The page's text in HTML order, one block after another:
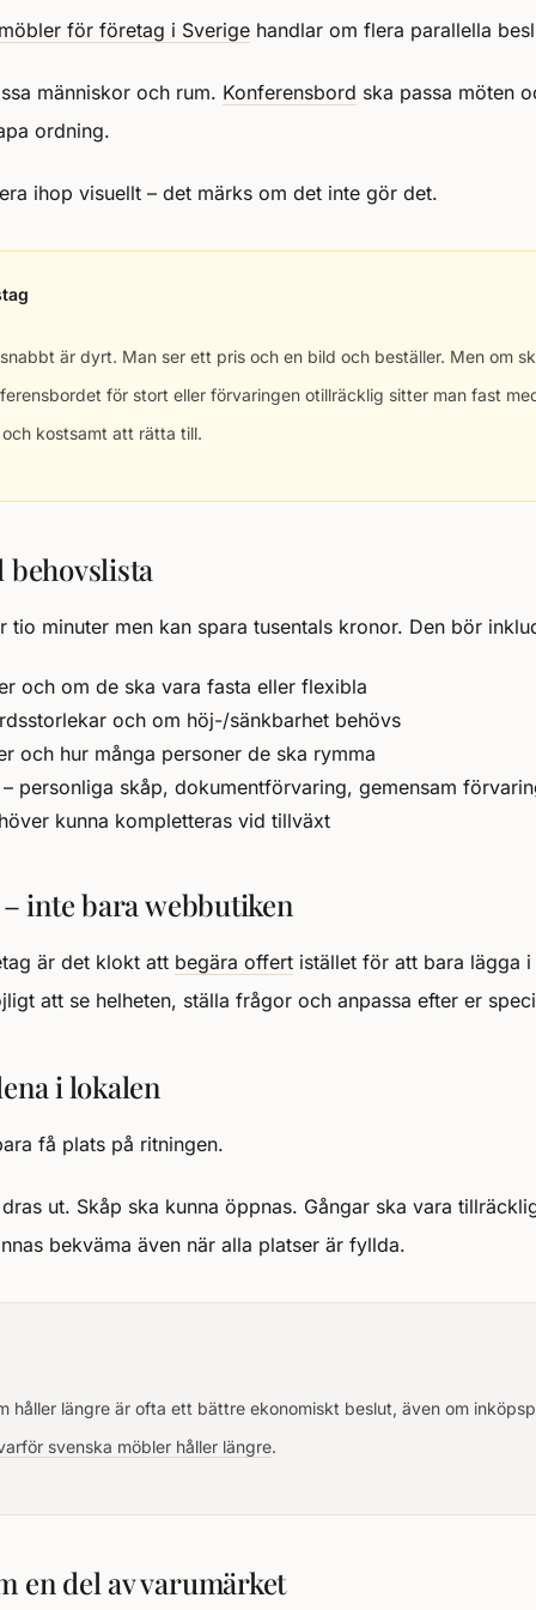
för företag i Sverige handlar om flera parallella
människor och rum. Konferensbord ska passa möten
ordning.
ihop visuellt – det märks om det inte gör det.
är dyrt. Man ser ett pris och en bild och beställer. Men om
för stort eller förvaringen otillräcklig sitter man fast
kostsamt att rätta till.
behovslista
tio minuter men kan spara tusentals kronor. Den bör
och om de ska vara fasta eller flexibla
och om höj-/sänkbarhet behövs
och hur många personer de ska rymma
personliga skåp, dokumentförvaring, gemensam
kunna kompletteras vid tillväxt
inte bara webbutiken
är det klokt att begära offert istället för att bara lägga
att se helheten, ställa frågor och anpassa efter er
i lokalen
få plats på ritningen.
ut. Skåp ska kunna öppnas. Gångar ska vara
bekväma även när alla platser är fyllda.
håller längre är ofta ett bättre ekonomiskt beslut, även om
svenska möbler håller längre.
en del av varumärket